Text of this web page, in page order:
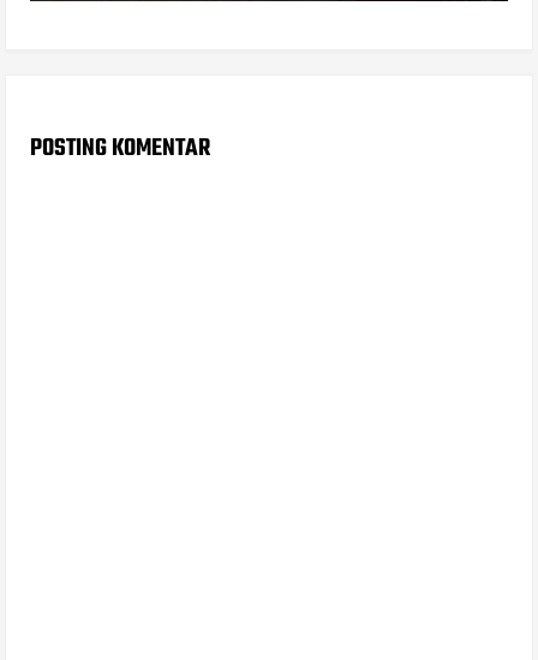
POSTING KOMENTAR